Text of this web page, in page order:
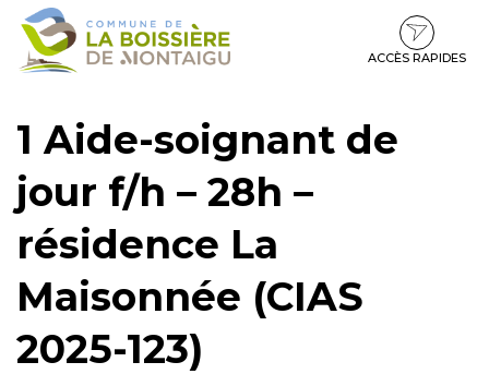
Gestion des traceurs
Aller
Aller
contenu
Aller
pied
ACCÈS RAPIDES
1 Aide-soignant de
jour f/h – 28h –
résidence La
Maisonnée (CIAS
2025-123)